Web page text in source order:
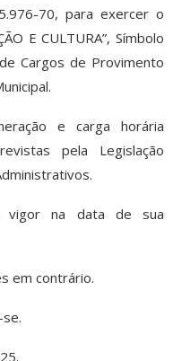
70, para exercer o
E CULTURA”, Símbolo
Cargos de Provimento
e carga horária
pela Legislação
vigor na data de sua
em contrário.